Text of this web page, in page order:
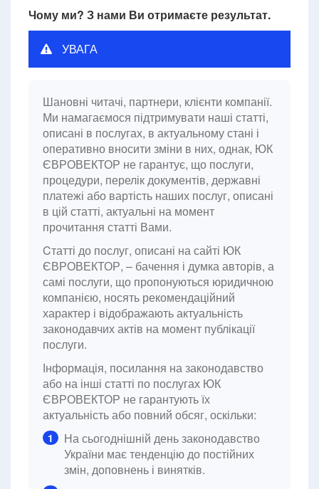
Чому ми? З нами Ви отримаєте результат.
УВАГА
Шановні читачі, партнери, клієнти компанії.
Ми намагаємося підтримувати наші статті,
описані в послугах, в актуальному стані і
оперативно вносити зміни в них, однак, ЮК
ЄВРОВЕКТОР не гарантує, що послуги,
процедури, перелік документів, державні
платежі або вартість наших послуг, описані
в цій статті, актуальні на момент
прочитання статті Вами.
Cтатті до послуг, описані на сайті ЮК
ЄВРОВЕКТОР, – бачення і думка авторів, а
самі послуги, що пропонуються юридичною
компанією, носять рекомендаційний
характер і відображають актуальність
законодавчих актів на момент публікації
послуги.
Інформація, посилання на законодавство
або на інші статті по послугах ЮК
ЄВРОВЕКТОР не гарантують їх
актуальність або повний обсяг, оскільки:
1
На сьогоднішній день законодавство
України має тенденцію до постійних
змін, доповнень і винятків.